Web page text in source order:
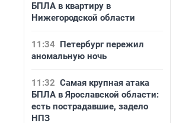
БПЛА в квартиру в
Нижегородской области
11:34 Петербург пережил
аномальную ночь
11:32 Самая крупная атака
БПЛА в Ярославской области:
есть пострадавшие, задело
НПЗ